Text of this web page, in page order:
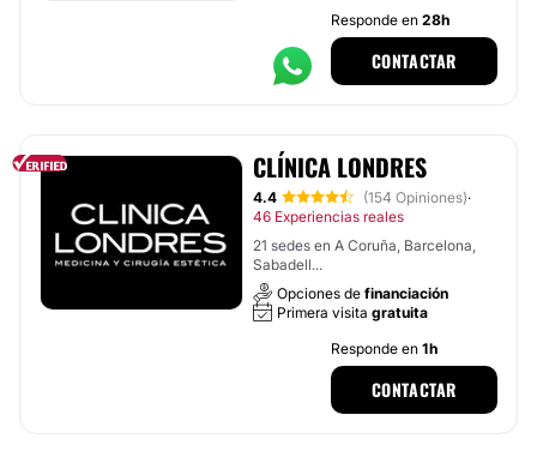
Responde en 28h
CONTACTAR
CLÍNICA LONDRES
4.4 (154 Opiniones)·
46 Experiencias reales
21 sedes en A Coruña, Barcelona,
Sabadell...
Opciones de financiación
Primera visita gratuita
Responde en 1h
CONTACTAR